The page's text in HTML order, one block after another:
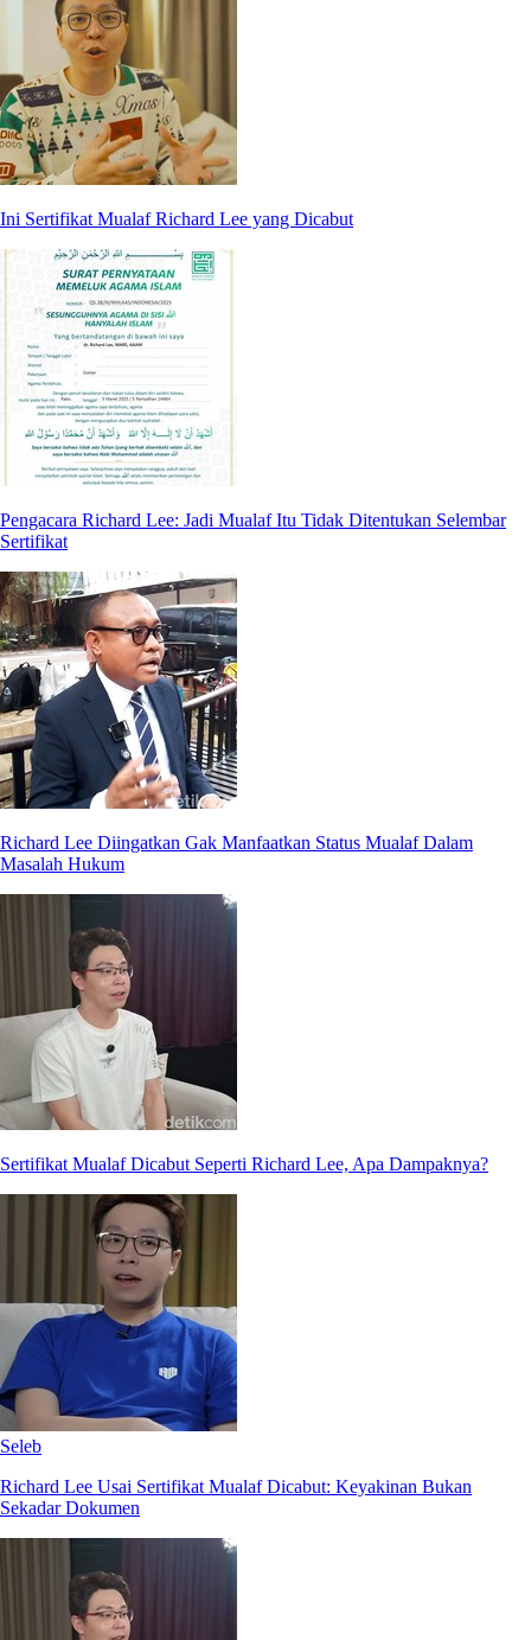
Ini Sertifikat Mualaf Richard Lee yang Dicabut
Pengacara Richard Lee: Jadi Mualaf Itu Tidak Ditentukan Selembar
Sertifikat
Richard Lee Diingatkan Gak Manfaatkan Status Mualaf Dalam
Masalah Hukum
Sertifikat Mualaf Dicabut Seperti Richard Lee, Apa Dampaknya?
Seleb
Richard Lee Usai Sertifikat Mualaf Dicabut: Keyakinan Bukan
Sekadar Dokumen